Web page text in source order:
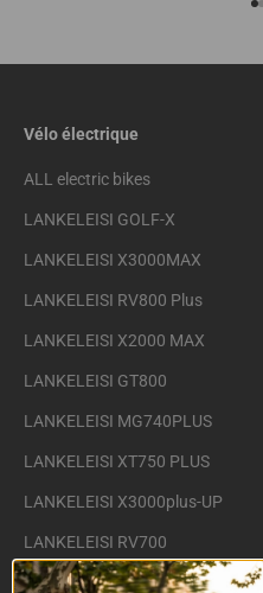
Vélo électrique
ALL electric bikes
LANKELEISI GOLF-X
LANKELEISI X3000MAX
LANKELEISI RV800 Plus
LANKELEISI X2000 MAX
LANKELEISI GT800
LANKELEISI MG740PLUS
LANKELEISI XT750 PLUS
LANKELEISI X3000plus-UP
LANKELEISI RV700
LANKELEISI ES500PRO